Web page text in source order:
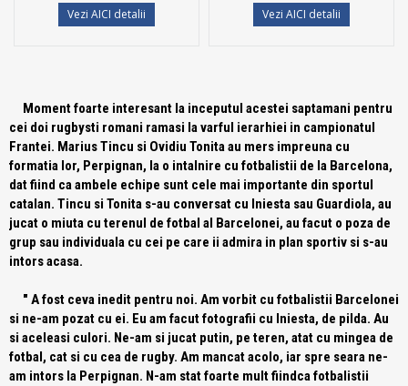
Vezi AICI detalii Vezi AICI detalii
Moment foarte interesant la inceputul acestei saptamani pentru
cei doi rugbysti romani ramasi la varful ierarhiei in campionatul
Frantei. Marius Tincu si Ovidiu Tonita au mers impreuna cu
formatia lor, Perpignan, la o intalnire cu fotbalistii de la Barcelona,
dat fiind ca ambele echipe sunt cele mai importante din sportul
catalan. Tincu si Tonita s-au conversat cu Iniesta sau Guardiola, au
jucat o miuta cu terenul de fotbal al Barcelonei, au facut o poza de
grup sau individuala cu cei pe care ii admira in plan sportiv si s-au
intors acasa.
" A fost ceva inedit pentru noi. Am vorbit cu fotbalistii Barcelonei
si ne-am pozat cu ei. Eu am facut fotografii cu Iniesta, de pilda. Au
si aceleasi culori. Ne-am si jucat putin, pe teren, atat cu mingea de
fotbal, cat si cu cea de rugby. Am mancat acolo, iar spre seara ne-
am intors la Perpignan. N-am stat foarte mult fiindca fotbalistii